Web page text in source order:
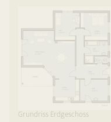
Grundriss Erdgeschoss